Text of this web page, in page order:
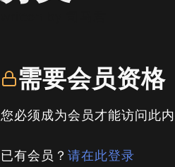
需要会员资格
您必须成为会员才能访问此内
已有会员？请在此登录